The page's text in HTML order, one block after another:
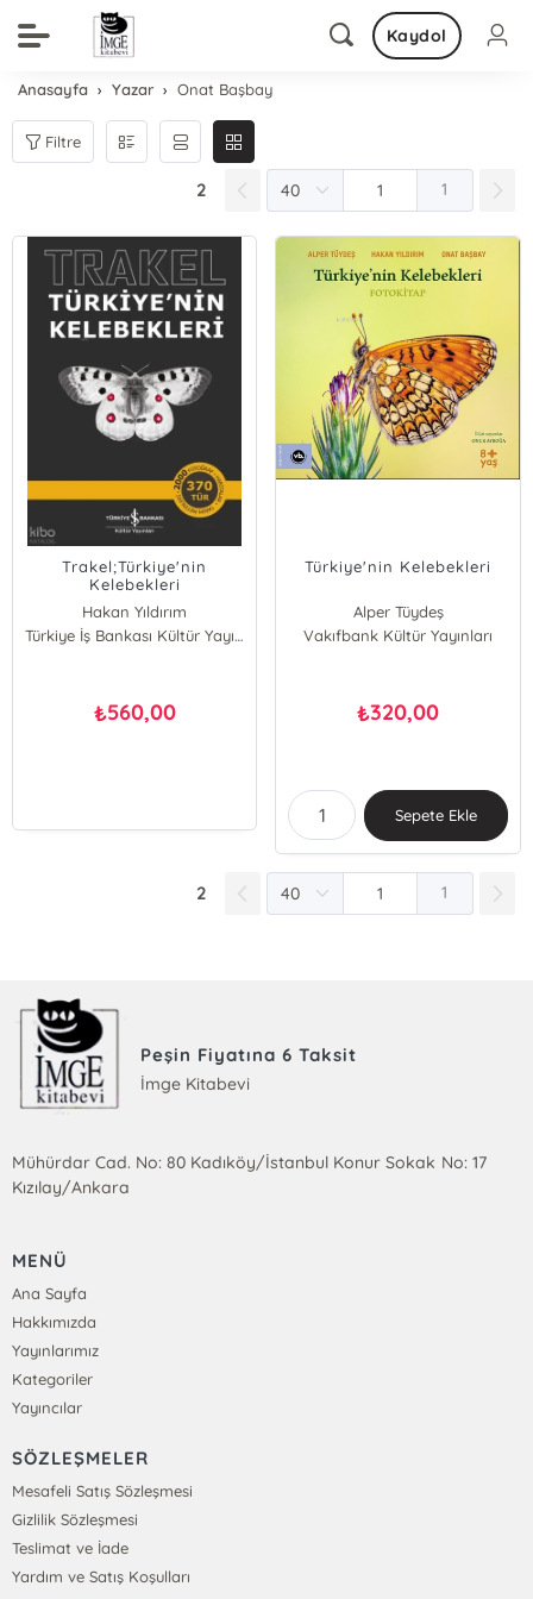
Kaydol
Anasayfa Yazar Onat Başbay
Filtre
2 1
Trakel;Türkiye'nin
Kelebekleri
Hakan Yıldırım
Ömer L. Furtun
Kaan Yılmaz
Türkiye İş Bankası Kültür Yayınları
₺560,00
Türkiye'nin Kelebekleri
Alper Tüydeş
Hakan Yıldırım
Vakıfbank Kültür Yayınları
₺320,00
Sepete Ekle
2 1
Peşin Fiyatına 6 Taksit
İmge Kitabevi
Mühürdar Cad. No: 80 Kadıköy/İstanbul Konur Sokak No: 17
Kızılay/Ankara
MENÜ
Ana Sayfa
Hakkımızda
Yayınlarımız
Kategoriler
Yayıncılar
SÖZLEŞMELER
Mesafeli Satış Sözleşmesi
Gizlilik Sözleşmesi
Teslimat ve İade
Yardım ve Satış Koşulları